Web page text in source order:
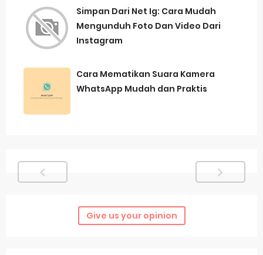
Simpan Dari Net Ig: Cara Mudah
Mengunduh Foto Dan Video Dari
Instagram
Cara Mematikan Suara Kamera
WhatsApp Mudah dan Praktis
Give us your opinion